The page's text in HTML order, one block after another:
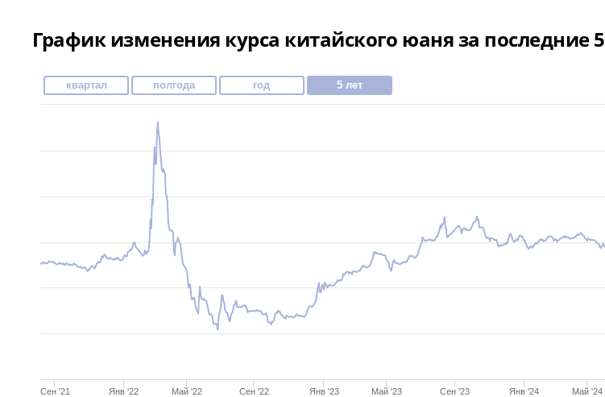
График изменения курса китайского юаня за последние
Сен '21 Янв '22 Май '22 Сен '22 Янв '23 Май '23 Сен '23 Янв '24 Май '24
квартал полгода год 5 лет